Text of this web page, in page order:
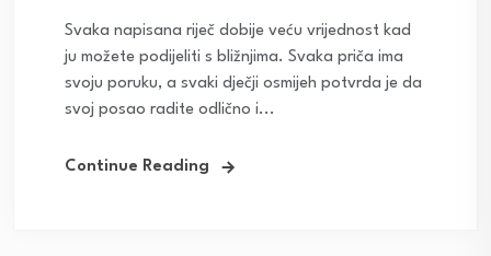
Svaka napisana riječ dobije veću vrijednost kad
ju možete podijeliti s bližnjima. Svaka priča ima
svoju poruku, a svaki dječji osmijeh potvrda je da
svoj posao radite odlično i...
Continue Reading